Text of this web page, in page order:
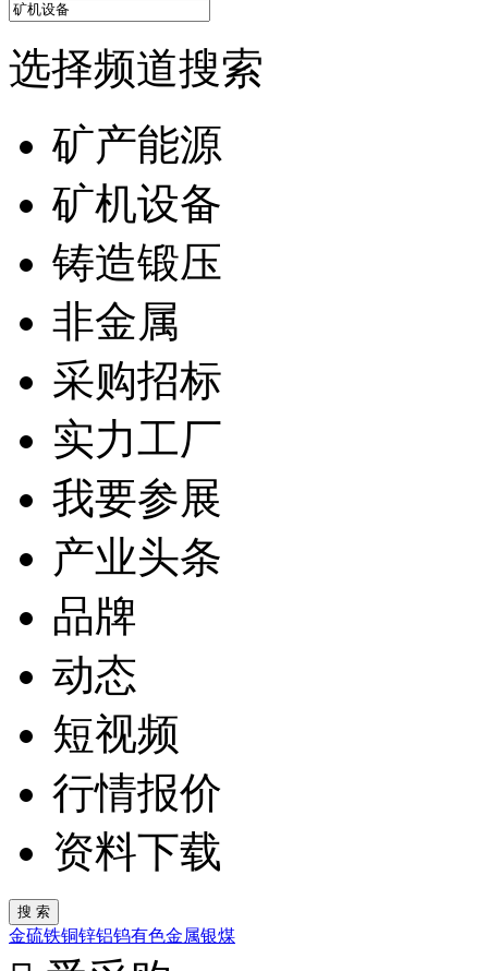
选择频道搜索
矿产能源
矿机设备
铸造锻压
非金属
采购招标
实力工厂
我要参展
产业头条
品牌
动态
短视频
行情报价
资料下载
金硫铁铜锌铝钨有色金属银煤